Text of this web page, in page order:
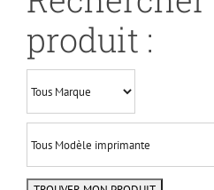
produit :